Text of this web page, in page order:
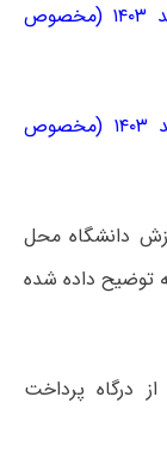
فرم شماره ۱ پذیرش بدون آزمون ارشد ۱۴۰۳ (مخصوص
فرم شماره ۲ پذیرش بدون آزمون ارشد ۱۴۰۳ (مخصوص
دانشگاه محل
توضیح داده شده
درگاه پرداخت